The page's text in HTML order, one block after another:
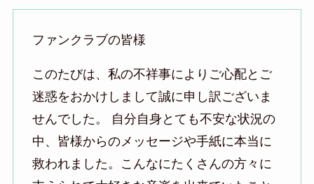
ファンクラブの皆様
このたびは、私の不祥事によりご心配とご
迷惑をおかけしまして誠に申し訳ございま
せんでした。 自分自身とても不安な状況の
中、皆様からのメッセージや手紙に本当に
救われました。こんなにたくさんの方々に